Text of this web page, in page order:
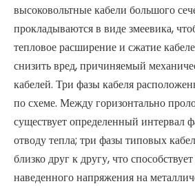
высоковольтные кабели большого
прокладываются в виде змеевика,
тепловое расширение и сжатие
снизить вред, причиняемый
кабелей. Три фазы кабеля
по схеме. Между горизонтально
существует определенный интервал
отводу тепла; три фазы типовых
близко друг к другу, что
наведенного напряжения на